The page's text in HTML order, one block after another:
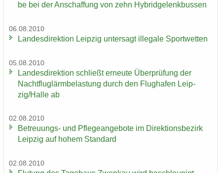
be bei der An­schaf­fung von zehn Hy­brid­ge­lenk­bus­sen
06.08.2010
Lan­des­di­rek­ti­on Leip­zig un­ter­sagt il­le­ga­le Sport­wet­ten
05.08.2010
Lan­des­di­rek­ti­on schließt er­neu­te Über­prü­fung der
Nacht­flug­lärm­be­las­tung durch den Flug­ha­fen Leip­
zig/Halle ab
02.08.2010
Betreuungs-​ und Pfle­ge­an­ge­bo­te im Di­rek­ti­ons­be­zirk
Leip­zig auf hohem Stan­dard
02.08.2010